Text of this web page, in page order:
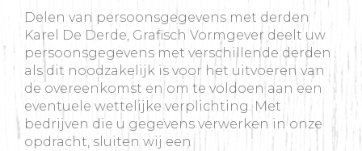
Delen van persoonsgegevens met derden
Karel De Derde, Grafisch Vormgever deelt uw
persoonsgegevens met verschillende derden
als dit noodzakelijk is voor het uitvoeren van
de overeenkomst en om te voldoen aan een
eventuele wettelijke verplichting. Met
bedrijven die u gegevens verwerken in onze
opdracht, sluiten wij een